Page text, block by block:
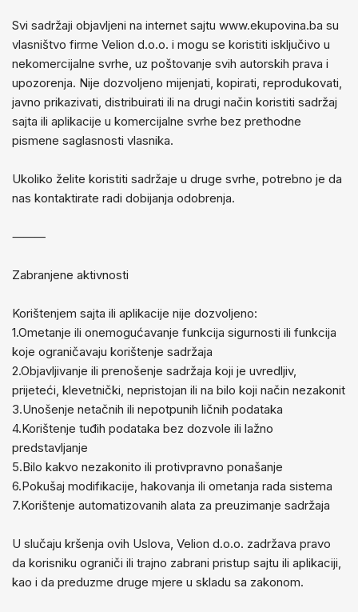
Svi sadržaji objavljeni na internet sajtu www.ekupovina.ba su
vlasništvo firme Velion d.o.o. i mogu se koristiti isključivo u
nekomercijalne svrhe, uz poštovanje svih autorskih prava i
upozorenja. Nije dozvoljeno mijenjati, kopirati, reprodukovati,
javno prikazivati, distribuirati ili na drugi način koristiti sadržaj
sajta ili aplikacije u komercijalne svrhe bez prethodne
pismene saglasnosti vlasnika.
Ukoliko želite koristiti sadržaje u druge svrhe, potrebno je da
nas kontaktirate radi dobijanja odobrenja.
⸻
Zabranjene aktivnosti
Korištenjem sajta ili aplikacije nije dozvoljeno:
1.Ometanje ili onemogućavanje funkcija sigurnosti ili funkcija
koje ograničavaju korištenje sadržaja
2.Objavljivanje ili prenošenje sadržaja koji je uvredljiv,
prijeteći, klevetnički, nepristojan ili na bilo koji način nezakonit
3.Unošenje netačnih ili nepotpunih ličnih podataka
4.Korištenje tuđih podataka bez dozvole ili lažno
predstavljanje
5.Bilo kakvo nezakonito ili protivpravno ponašanje
6.Pokušaj modifikacije, hakovanja ili ometanja rada sistema
7.Korištenje automatizovanih alata za preuzimanje sadržaja
U slučaju kršenja ovih Uslova, Velion d.o.o. zadržava pravo
da korisniku ograniči ili trajno zabrani pristup sajtu ili aplikaciji,
kao i da preduzme druge mjere u skladu sa zakonom.